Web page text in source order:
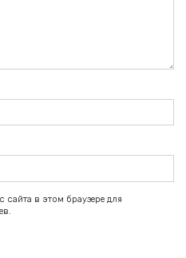
сайта в этом браузере для